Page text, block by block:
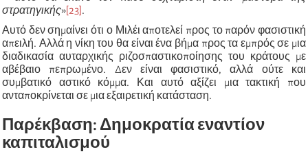
στρατηγικής»[23].
Αυτό δεν σημαίνει ότι ο Μιλέι αποτελεί προς το παρόν φασιστική
απειλή. Αλλά η νίκη του θα είναι ένα βήμα προς τα εμπρός σε μια
διαδικασία αυταρχικής ριζοσπαστικοποίησης του κράτους με
αβέβαιο πεπρωμένο. Δεν είναι φασιστικό, αλλά ούτε και
συμβατικό αστικό κόμμα. Και αυτό αξίζει μια τακτική που
ανταποκρίνεται σε μια εξαιρετική κατάσταση.
Παρέκβαση: Δημοκρατία εναντίον
καπιταλισμού